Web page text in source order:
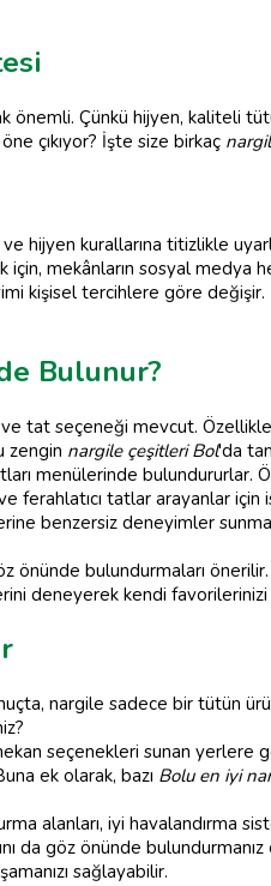
Çünkü hijyen, kaliteli
çıkıyor? İşte size birkaç
hijyen kurallarına titizlikle
mekânların sosyal medya
kişisel tercihlere göre
Bulunur?
tat seçeneği mevcut. Özellikle
zengin nargile çeşitleri Bol'da
menülerinde bulundururlar.
ferahlatıcı tatlar arayanlar
benzersiz deneyimler
bulundurmaları
deneyerek kendi
nargile sadece bir tütün
seçenekleri sunan yerlere
ek olarak, bazı Bolu en iyi
alanları, iyi havalandırma
da göz önünde
sağlayabilir.